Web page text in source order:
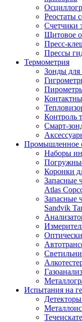
Реостаты
Счетчики
Щитовое
Пресс-
Прессы
Термометрия
Зонды для
Контроль
Смарт-
Промышленное
Наборы
Коронки
Запасные
Atlas
Запасные
Sandvik
Испытания на